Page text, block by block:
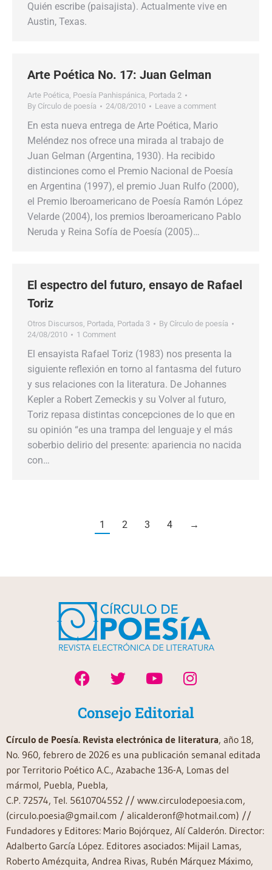
Quién escribe (paisajista). Actualmente vive en
Austin, Texas.
Arte Poética No. 17: Juan Gelman
Arte Poética, Poesía Panhispánica, Portada 2
By Círculo de poesía 24/08/2010 Leave a comment
En esta nueva entrega de Arte Poética, Mario
Meléndez nos ofrece una mirada al trabajo de
Juan Gelman (Argentina, 1930). Ha recibido
distinciones como el Premio Nacional de Poesía
en Argentina (1997), el premio Juan Rulfo (2000),
el Premio Iberoamericano de Poesía Ramón López
Velarde (2004), los premios Iberoamericano Pablo
Neruda y Reina Sofía de Poesía (2005)…
El espectro del futuro, ensayo de Rafael
Toriz
Otros Discursos, Portada, Portada 3 By Círculo de poesía
24/08/2010
1 Comment
El ensayista Rafael Toriz (1983) nos presenta la
siguiente reflexión en torno al fantasma del futuro
y sus relaciones con la literatura. De Johannes
Kepler a Robert Zemeckis y su Volver al futuro,
Toriz repasa distintas concepciones de lo que en
su opinión “es una trampa del lenguaje y el más
soberbio delirio del presente: apariencia no nacida
con…
1 2 3 4 →
Consejo Editorial
Círculo de Poesía. Revista electrónica de literatura, año 18,
No. 960, febrero de 2026 es una publicación semanal editada
por Territorio Poético A.C., Azabache 136-A, Lomas del
mármol, Puebla, Puebla,
C.P. 72574, Tel. 5610704552 // www.circulodepoesia.com,
(circulo.poesia@gmail.com / alicalderonf@hotmail.com) //
Fundadores y Editores: Mario Bojórquez, Alí Calderón. Director:
Adalberto García López. Editores asociados: Mijail Lamas,
Roberto Amézquita, Andrea Rivas, Rubén Márquez Máximo,